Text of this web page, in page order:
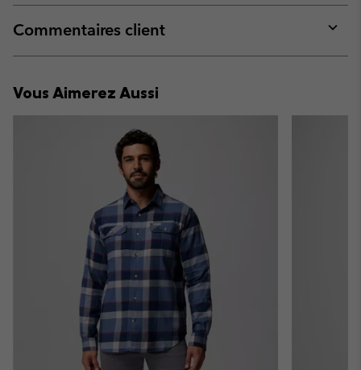
or
Commentaires client
or
Vous Aimerez Aussi